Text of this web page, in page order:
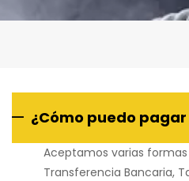
¿Cómo puedo
Aceptamos varias
Transferencia Bancaria,